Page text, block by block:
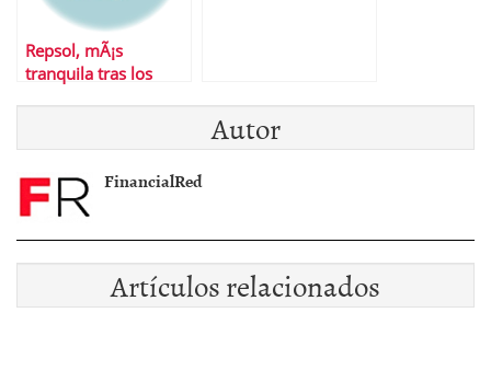
Repsol, mÃ¡s
tranquila tras los
Autor
FinancialRed
Artículos relacionados